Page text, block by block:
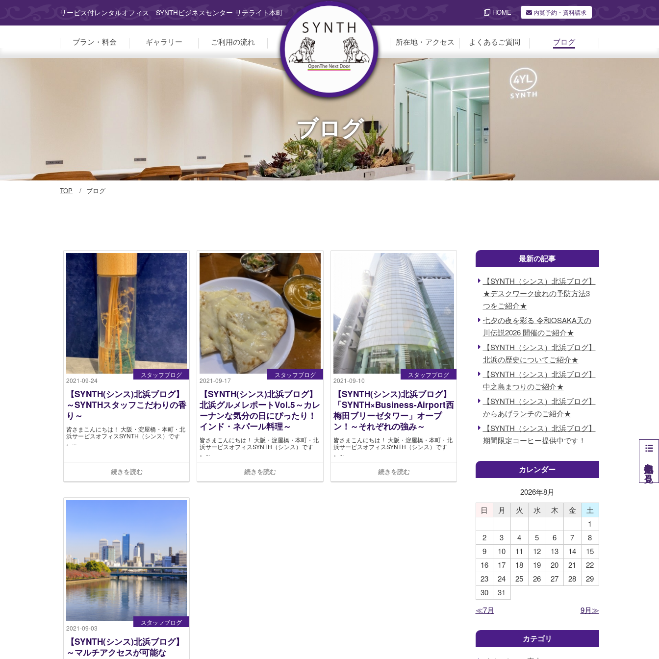
サービス付レンタルオフィス SYNTHビジネスセンター サテライト本町 HOME 内覧予約・資料請求
プラン・料金 ギャラリー ご利用の流れ 所在地・アクセス よくあるご質問 ブログ
ブログ
TOP ブログ
2021-09-24
スタッフブログ
【SYNTH(シンス)北浜ブログ】
～SYNTHスタッフこだわりの香
り～
皆さまこんにちは！ 大阪・淀屋橋・本町・北
浜サービスオフィスSYNTH（シンス）です​
。...
続きを読む
2021-09-17
スタッフブログ
【SYNTH(シンス)北浜ブログ】
北浜グルメレポートVol.5～カレ
ーナンな気分の日にぴったり！
インド・ネパール料理～
皆さまこんにちは！ 大阪・淀屋橋・本町・北
浜サービスオフィスSYNTH（シンス）です​
。...
続きを読む
2021-09-10
スタッフブログ
【SYNTH(シンス)北浜ブログ】
「SYNTH×Business-Airport西
梅田ブリーゼタワー」オープ
ン！～それぞれの強み～
皆さまこんにちは！ 大阪・淀屋橋・本町・北
浜サービスオフィスSYNTH（シンス）です​
。...
続きを読む
2021-09-03
スタッフブログ
【SYNTH(シンス)北浜ブログ】
～マルチアクセスが可能な
最新の記事
【SYNTH（シンス）北浜ブログ】
★デスクワーク疲れの予防方法3
つをご紹介★
七夕の夜を彩る 令和OSAKA天の
川伝説2026 開催のご紹介★
【SYNTH（シンス）北浜ブログ】
北浜の歴史についてご紹介★
【SYNTH（シンス）北浜ブログ】
中之島まつりのご紹介★
【SYNTH（シンス）北浜ブログ】
からあげランチのご紹介★
【SYNTH（シンス）北浜ブログ】
期間限定コーヒー提供中です！
カレンダー
2026年8月
日
月 火 水 木 金
土
1
2
3 4 5 6 7
8
9
10 11 12 13 14
15
16
17 18 19 20 21
22
23
24 25 26 27 28
29
30
31
≪7月
9月≫
カテゴリ
他拠点を見る